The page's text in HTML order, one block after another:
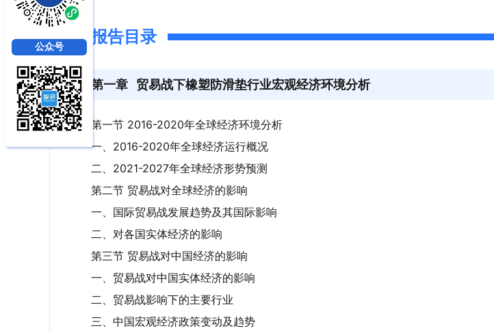
报告目录
第一章 贸易战下橡塑防滑垫行业宏观经济环境分析
第一节 2016-2020年全球经济环境分析
一、2016-2020年全球经济运行概况
二、2021-2027年全球经济形势预测
第二节 贸易战对全球经济的影响
一、国际贸易战发展趋势及其国际影响
二、对各国实体经济的影响
第三节 贸易战对中国经济的影响
一、贸易战对中国实体经济的影响
二、贸易战影响下的主要行业
三、中国宏观经济政策变动及趋势
公众号